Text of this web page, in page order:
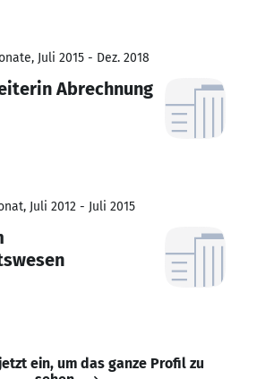
Juli 2015 - Dez. 2018
Abrechnung
Juli 2012 - Juli 2015
ein, um das ganze Profil zu